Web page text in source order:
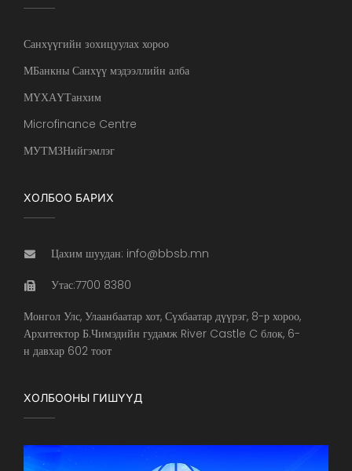
Санхүүгийн зохицуулах хороо
МБанкны Санхүү мэдээллийн алба
МҮХАҮТанхим
Microfinance Centre
МУТМЗНийгэмлэг
ХОЛБОО БАРИХ
Цахим шуудан: info@bbsb.mn
Утас:7700 8380
Монгол Улс, Улаанбаатар хот, Сүхбаатар дүүрэг, 8-р хороо,
Архитектор Б.Чимэдийн гудамж River Castle C блок, 6-
н давхар 602 тоот
ХОЛБООНЫ ГИШҮҮД